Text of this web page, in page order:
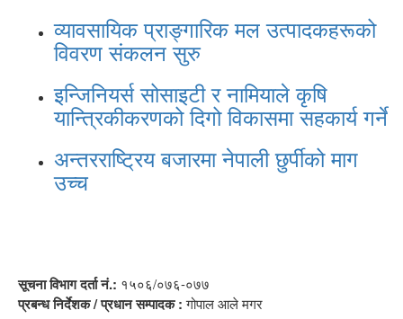
व्यावसायिक प्राङ्गारिक मल उत्पादकहरूको
विवरण संकलन सुरु
इन्जिनियर्स सोसाइटी र नामियाले कृषि
यान्त्रिकीकरणको दिगो विकासमा सहकार्य गर्ने
अन्तरराष्ट्रिय बजारमा नेपाली छुर्पीको माग
उच्च
सूचना विभाग दर्ता नं.: १५०६/०७६-०७७
प्रबन्ध निर्देशक / प्रधान सम्पादक :गोपाल आले मगर